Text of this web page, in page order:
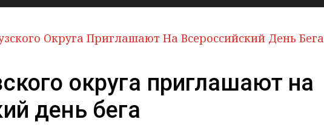
Округа Приглашают На Всероссийский День Бега
округа приглашают на
день бега